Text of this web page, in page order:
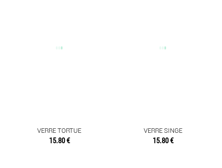
VERRE TORTUE
15.80 €
VERRE SINGE
15.80 €